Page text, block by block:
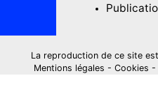
La reproduction de ce site
Mentions légales - Cookies -